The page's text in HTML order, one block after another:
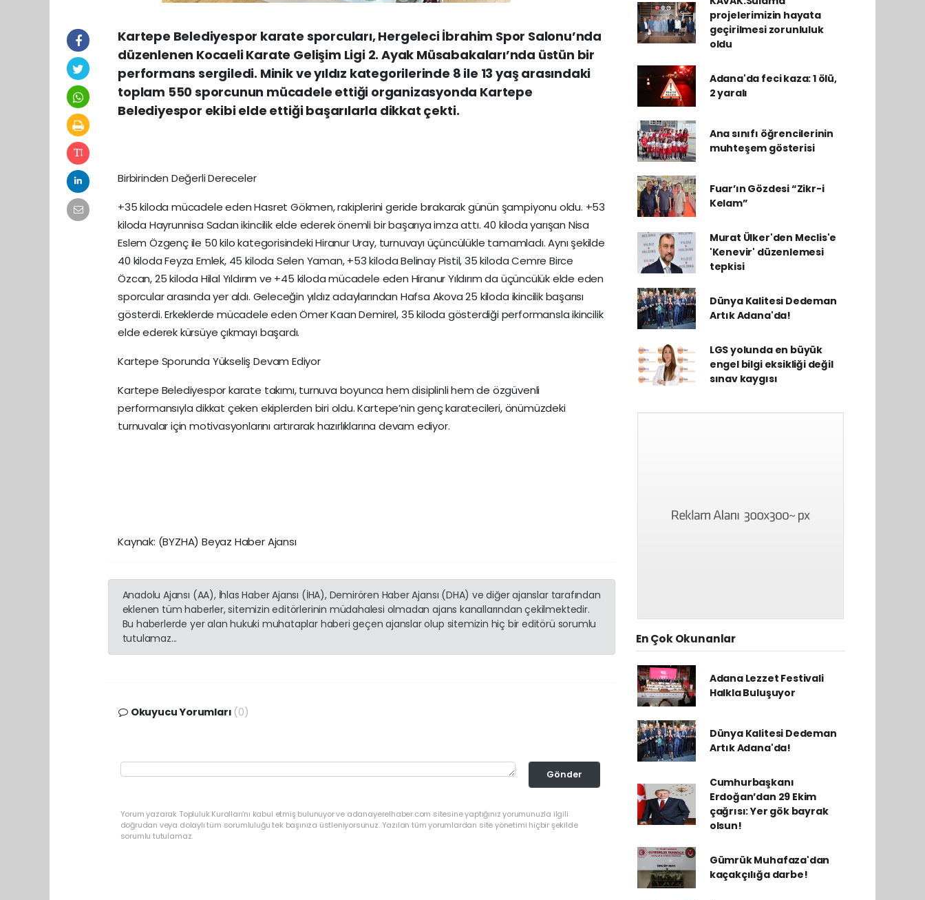
Kartepe Belediyespor karate sporcuları, Hergeleci İbrahim Spor Salonu’nda
düzenlenen Kocaeli Karate Gelişim Ligi 2. Ayak Müsabakaları’nda üstün bir
performans sergiledi. Minik ve yıldız kategorilerinde 8 ile 13 yaş arasındaki
toplam 550 sporcunun mücadele ettiği organizasyonda Kartepe
Belediyespor ekibi elde ettiği başarılarla dikkat çekti.
Birbirinden Değerli Dereceler
+35 kiloda mücadele eden Hasret Gökmen, rakiplerini geride bırakarak günün şampiyonu oldu. +53
kiloda Hayrunnisa Sadan ikincilik elde ederek önemli bir başarıya imza attı. 40 kiloda yarışan Nisa
Eslem Özgenç ile 50 kilo kategorisindeki Hiranur Uray, turnuvayı üçüncülükle tamamladı. Aynı şekilde
40 kiloda Feyza Emlek, 45 kiloda Selen Yaman, +53 kiloda Belinay Pistil, 35 kiloda Cemre Birce
Özcan, 25 kiloda Hilal Yıldırım ve +45 kiloda mücadele eden Hiranur Yıldırım da üçüncülük elde eden
sporcular arasında yer aldı. Geleceğin yıldız adaylarından Hafsa Akova 25 kiloda ikincilik başarısı
gösterdi. Erkeklerde mücadele eden Ömer Kaan Demirel, 35 kiloda gösterdiği performansla ikincilik
elde ederek kürsüye çıkmayı başardı.
Kartepe Sporunda Yükseliş Devam Ediyor
Kartepe Belediyespor karate takımı, turnuva boyunca hem disiplinli hem de özgüvenli
performansıyla dikkat çeken ekiplerden biri oldu. Kartepe’nin genç karatecileri, önümüzdeki
turnuvalar için motivasyonlarını artırarak hazırlıklarına devam ediyor.
Kaynak: (BYZHA) Beyaz Haber Ajansı
Anadolu Ajansı (AA), İhlas Haber Ajansı (İHA), Demirören Haber Ajansı (DHA) ve diğer ajanslar tarafından
eklenen tüm haberler, sitemizin editörlerinin müdahalesi olmadan ajans kanallarından çekilmektedir.
Bu haberlerde yer alan hukuki muhataplar haberi geçen ajanslar olup sitemizin hiç bir editörü sorumlu
tutulamaz...
Okuyucu Yorumları (0)
Gönder
Yorum yazarak Topluluk Kuralları’nı kabul etmiş bulunuyor ve adanayerelhaber.com sitesine yaptığınız yorumunuzla ilgili
doğrudan veya dolaylı tüm sorumluluğu tek başınıza üstleniyorsunuz. Yazılan tüm yorumlardan site yönetimi hiçbir şekilde
sorumlu tutulamaz.
projelerimizin hayata
geçirilmesi zorunluluk
oldu
Adana'da feci kaza: 1 ölü,
2 yaralı
Ana sınıfı öğrencilerinin
muhteşem gösterisi
Fuar’ın Gözdesi “Zikr-i
Kelam”
Murat Ülker'den Meclis'e
'Kenevir' düzenlemesi
tepkisi
Dünya Kalitesi Dedeman
Artık Adana'da!
LGS yolunda en büyük
engel bilgi eksikliği değil
sınav kaygısı
En Çok Okunanlar
Adana Lezzet Festivali
Halkla Buluşuyor
Dünya Kalitesi Dedeman
Artık Adana'da!
Cumhurbaşkanı
Erdoğan’dan 29 Ekim
çağrısı: Yer gök bayrak
olsun!
Gümrük Muhafaza'dan
kaçakçılığa darbe!